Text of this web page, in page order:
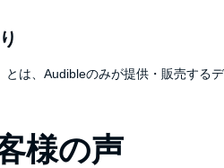
とは、Audibleのみが提供・販売する